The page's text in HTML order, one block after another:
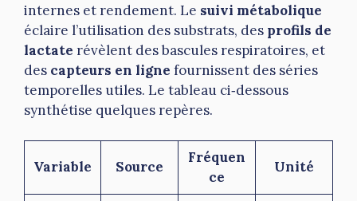
internes et rendement. Le suivi métabolique
éclaire l’utilisation des substrats, des profils de
lactate révèlent des bascules respiratoires, et
des capteurs en ligne fournissent des séries
temporelles utiles. Le tableau ci‑dessous
synthétise quelques repères.
Variable Source
Fréquen
ce
Unité